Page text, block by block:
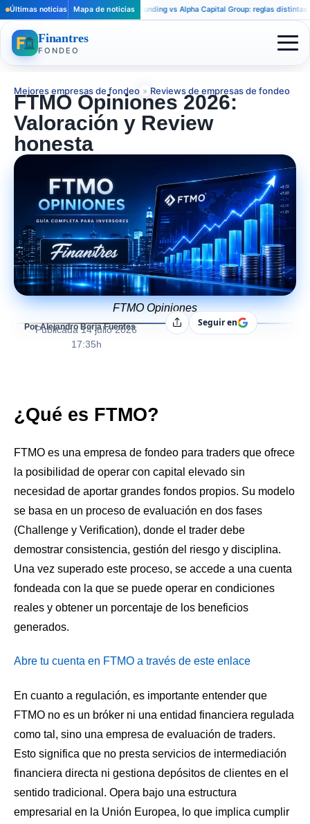
Últimas noticias Mapa de noticias
Apex Trader Funding vs Alpha Capital Group: reglas distintas para
Finantres
FONDEO
Mejores empresas de fondeo » Reviews de empresas de fondeo
FTMO Opiniones 2026:
Valoración y Review
honesta
FTMO Opiniones
Por Alejandro Borja Fuentes
Publicada 14 julio 2026
17:35h
CompartirSeguir en
¿Qué es FTMO?
FTMO es una empresa de fondeo para traders que ofrece
la posibilidad de operar con capital elevado sin
necesidad de aportar grandes fondos propios. Su modelo
se basa en un proceso de evaluación en dos fases
(Challenge y Verification), donde el trader debe
demostrar consistencia, gestión del riesgo y disciplina.
Una vez superado este proceso, se accede a una cuenta
fondeada con la que se puede operar en condiciones
reales y obtener un porcentaje de los beneficios
generados.
Abre tu cuenta en FTMO a través de este enlace
En cuanto a regulación, es importante entender que
FTMO no es un bróker ni una entidad financiera regulada
como tal, sino una empresa de evaluación de traders.
Esto significa que no presta servicios de intermediación
financiera directa ni gestiona depósitos de clientes en el
sentido tradicional. Opera bajo una estructura
empresarial en la Unión Europea, lo que implica cumplir